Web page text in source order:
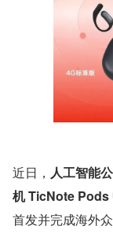
近日， 人工智能
机 TicNote Pods
首发并完成海外